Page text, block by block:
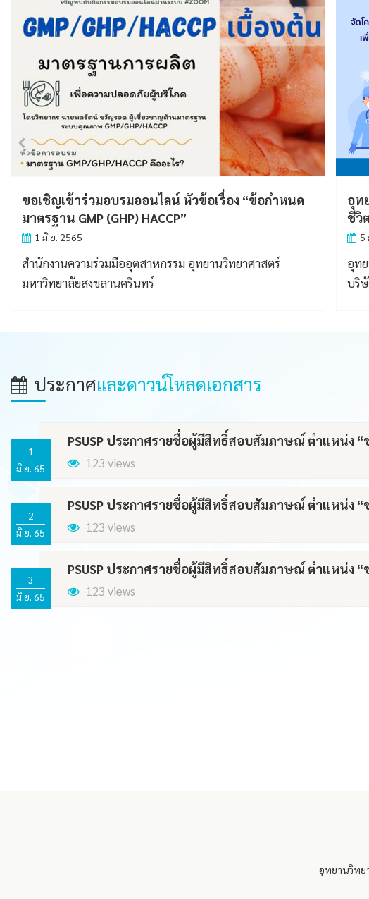
อุทยานวิทยาศาสตร์ กับ DOCTOR N MEDIGEL ช่วย
ชีวิต สู้ COVID-19
5 มิ.ย. 2565
อุทยานวิทยาศาสตร์ มหาวิทยาลัยสงขลานครินทร์ ร่วมกับ
บริษัท เอ็นเอฟ เฮลท์แคร์ จำกัด
ขอ
พา
1
อุท
ประกาศและดาวน์โหลดเอกสาร
1
มิ.ย. 65
PSUSP ประกาศรายชื่อผู้มีสิทธิ์สอบสัมภาษณ์ ตำแหน่ง “
123 views
2
มิ.ย. 65
PSUSP ประกาศรายชื่อผู้มีสิทธิ์สอบสัมภาษณ์ ตำแหน่ง “
123 views
3
มิ.ย. 65
PSUSP ประกาศรายชื่อผู้มีสิทธิ์สอบสัมภาษณ์ ตำแหน่ง “
123 views
อุทยานวิทยา